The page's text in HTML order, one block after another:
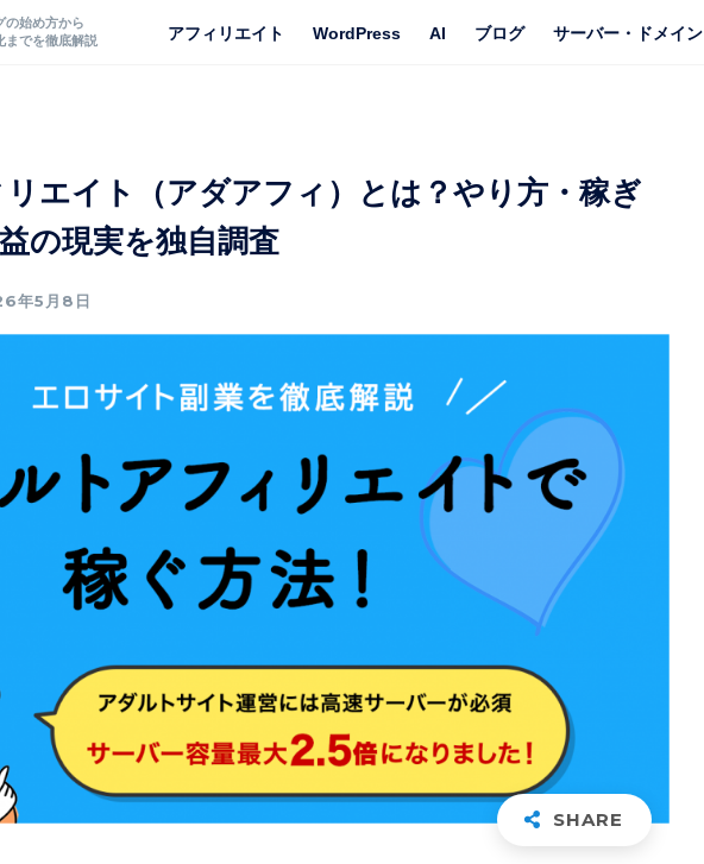
の始め方から
までを徹底解説
アフィリエイト WordPress AI ブログ サーバー・ドメイン
エイト（アダアフィ）とは？やり方・稼ぎ
の現実を独自調査
年5月8日